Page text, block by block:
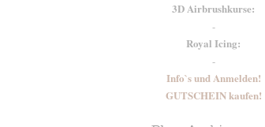
3D Airbrushkurse:
-
Royal Icing:
-
Info`s und Anmelden!
GUTSCHEIN kaufen!